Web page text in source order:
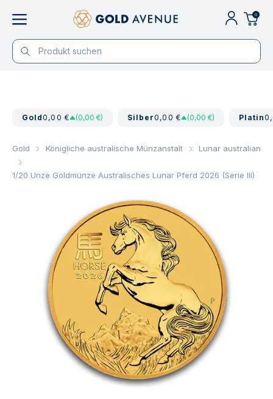
0
Gold0,00 € (0,00 €) Silber0,00 € (0,00 €) Platin
Gold Königliche australische Münzanstalt Lunar australian
1/20 Unze Goldmünze Australisches Lunar Pferd 2026 (Serie III)